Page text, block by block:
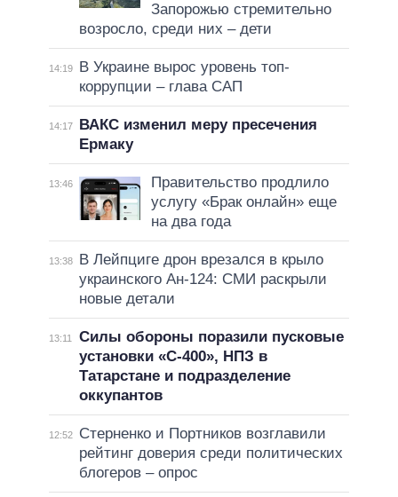
Запорожью стремительно
возросло, среди них – дети
14:19
В Украине вырос уровень топ-
коррупции – глава САП
14:17
ВАКС изменил меру пресечения
Ермаку
13:46
Правительство продлило
услугу «Брак онлайн» еще
на два года
13:38
В Лейпциге дрон врезался в крыло
украинского Ан-124: СМИ раскрыли
новые детали
13:11
Силы обороны поразили пусковые
установки «С-400», НПЗ в
Татарстане и подразделение
оккупантов
12:52
Стерненко и Портников возглавили
рейтинг доверия среди политических
блогеров – опрос